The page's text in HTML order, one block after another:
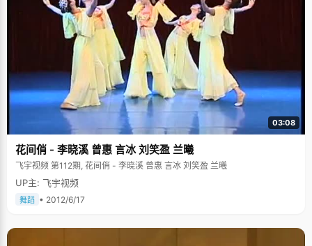
03:08
花间俏 - 李晓溪 曾惠 言冰 刘笑盈 兰曦
飞宇视频 第112期, 花间俏 - 李晓溪 曾惠 言冰 刘笑盈 兰曦
UP主: 飞宇视频
舞蹈 • 2012/6/17